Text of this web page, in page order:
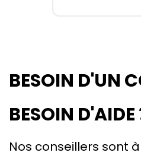
BESOIN D'UN
BESOIN D'AIDE
Nos conseillers sont